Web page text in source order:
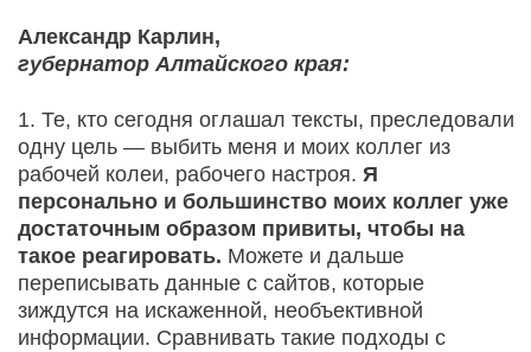
Александр Карлин,
губернатор Алтайского края:
1. Те, кто сегодня оглашал тексты, преследовали
одну цель — выбить меня и моих коллег из
рабочей колеи, рабочего настроя. Я
персонально и большинство моих коллег уже
достаточным образом привиты, чтобы на
такое реагировать. Можете и дальше
переписывать данные с сайтов, которые
зиждутся на искаженной, необъективной
информации. Сравнивать такие подходы с